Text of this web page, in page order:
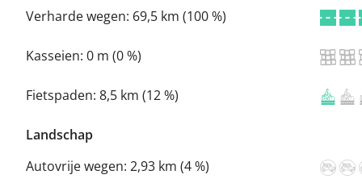
Verharde wegen: 69,5 km (100 %)
Kasseien: 0 m (0 %)
Fietspaden: 8,5 km (12 %)
Landschap
Autovrije wegen: 2,93 km (4 %)